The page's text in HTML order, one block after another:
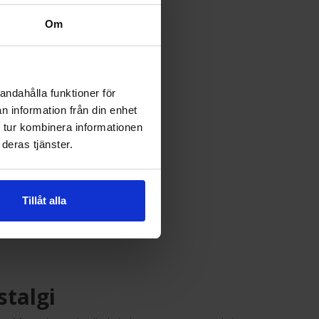
Om
funktioner för
information från din enhet
kombinera informationen
tjänster.
Tillåt alla